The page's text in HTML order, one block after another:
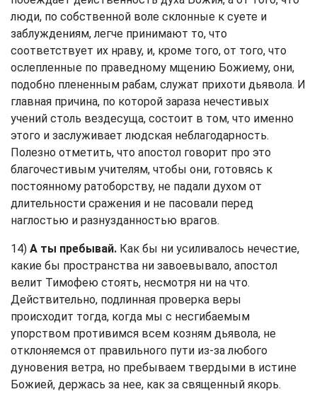
люди, по собственной воле склонные к суете и
заблуждениям, легче принимают то, что
соответствует их нраву, и, кроме того, от того, что
ослепленные по праведному мщению Божиему, они,
подобно плененным рабам, служат прихоти дьявола. И
главная причина, по которой зараза нечестивых
учений столь вездесуща, состоит в том, что именно
этого и заслуживает людская неблагодарность.
Полезно отметить, что апостол говорит про это
благочестивым учителям, чтобы они, готовясь к
постоянному ратоборству, не падали духом от
длительности сражения и не пасовали перед
наглостью и разнузданностью врагов.
14) А ты пребывай. Как бы ни усиливалось нечестие,
какие бы пространства ни завоевывало, апостол
велит Тимофею стоять, несмотря ни на что.
Действительно, подлинная проверка веры
происходит тогда, когда мы с несгибаемым
упорством противимся всем козням дьявола, не
отклоняемся от правильного пути из-за любого
дуновения ветра, но пребываем твердыми в истине
Божией, держась за нее, как за священный якорь.